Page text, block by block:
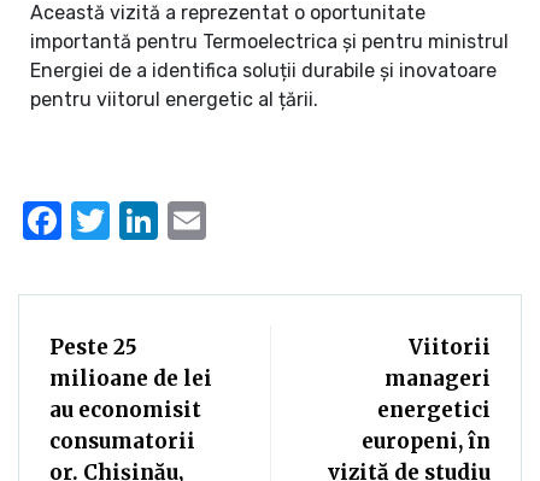
Această vizită a reprezentat o oportunitate
importantă pentru Termoelectrica și pentru ministrul
Energiei de a identifica soluții durabile și inovatoare
pentru viitorul energetic al țării.
Facebook
TwitterLinkedIn
Peste 25
milioane de lei
au economisit
consumatorii
or. Chișinău,
Viitorii
manageri
energetici
europeni, în
vizită de studiu